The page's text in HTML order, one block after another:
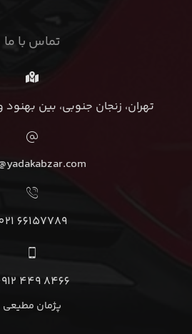
تماس با ما
تهران، زنجان جنوبی، بین بهنود و
66157789 021
8466 449 0912
پژمان مطیعی